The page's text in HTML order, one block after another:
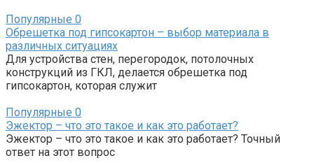
Популярные 0
Обрешетка под гипсокартон – выбор материала в
различных ситуациях
Для устройства стен, перегородок, потолочных
конструкций из ГКЛ, делается обрешетка под
гипсокартон, которая служит
Популярные 0
Эжектор – что это такое и как это работает?
Эжектор – что это такое и как это работает? Точный
ответ на этот вопрос